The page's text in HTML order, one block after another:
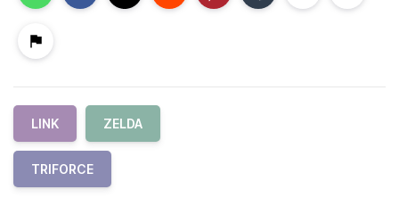
LINK ZELDA
TRIFORCE